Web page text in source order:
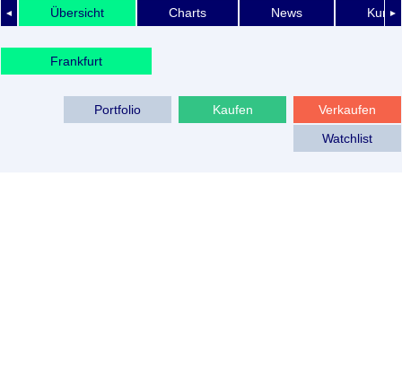
◄ ►
Übersicht Charts News
Frankfurt
Verkaufen
Kaufen
Portfolio
Watchlist